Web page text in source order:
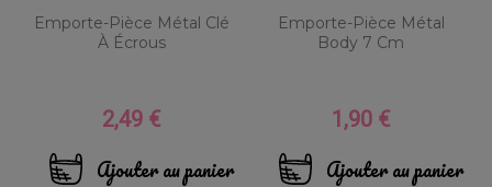
Emporte-Pièce Métal Clé
À Écrous
Prix
2,49 €
Ajouter au panier
Emporte-Pièce Métal
Body 7 Cm
Prix
1,90 €
Ajouter au panier